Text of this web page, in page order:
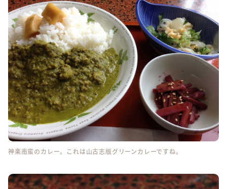
神楽南蛮のカレー。これは山古志版グリーンカレーですね。